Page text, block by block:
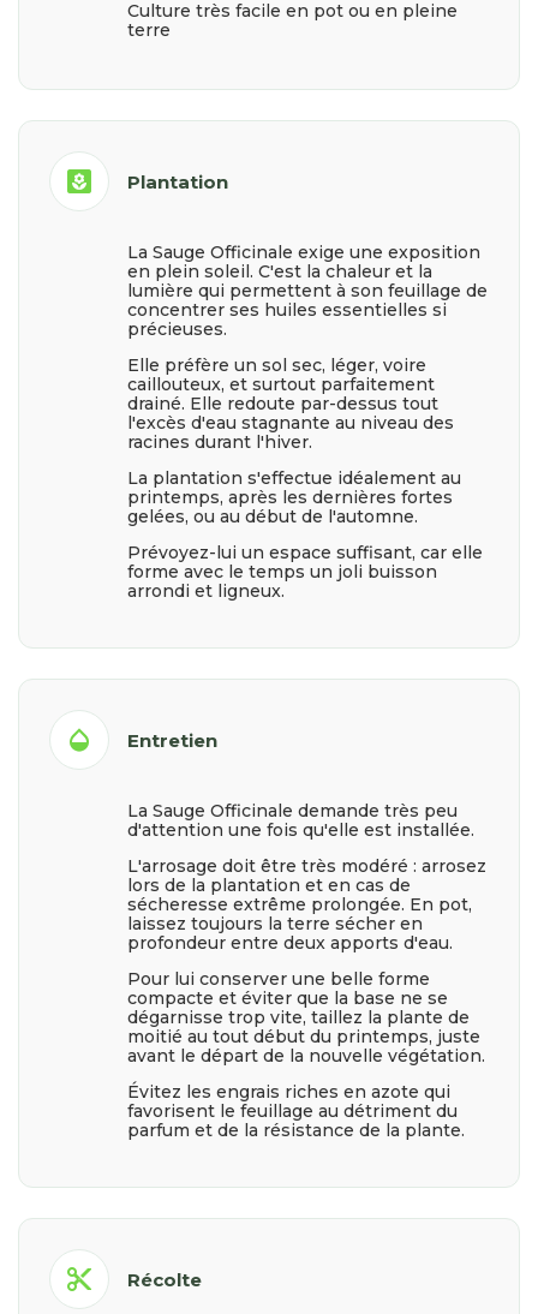
Culture très facile en pot ou en pleine
terre
yard Plantation
La Sauge Officinale exige une exposition
en plein soleil. C'est la chaleur et la
lumière qui permettent à son feuillage de
concentrer ses huiles essentielles si
précieuses.
Elle préfère un sol sec, léger, voire
caillouteux, et surtout parfaitement
drainé. Elle redoute par-dessus tout
l'excès d'eau stagnante au niveau des
racines durant l'hiver.
La plantation s'effectue idéalement au
printemps, après les dernières fortes
gelées, ou au début de l'automne.
Prévoyez-lui un espace suffisant, car elle
forme avec le temps un joli buisson
arrondi et ligneux.
opacity Entretien
La Sauge Officinale demande très peu
d'attention une fois qu'elle est installée.
L'arrosage doit être très modéré : arrosez
lors de la plantation et en cas de
sécheresse extrême prolongée. En pot,
laissez toujours la terre sécher en
profondeur entre deux apports d'eau.
Pour lui conserver une belle forme
compacte et éviter que la base ne se
dégarnisse trop vite, taillez la plante de
moitié au tout début du printemps, juste
avant le départ de la nouvelle végétation.
Évitez les engrais riches en azote qui
favorisent le feuillage au détriment du
parfum et de la résistance de la plante.
content_cut Récolte